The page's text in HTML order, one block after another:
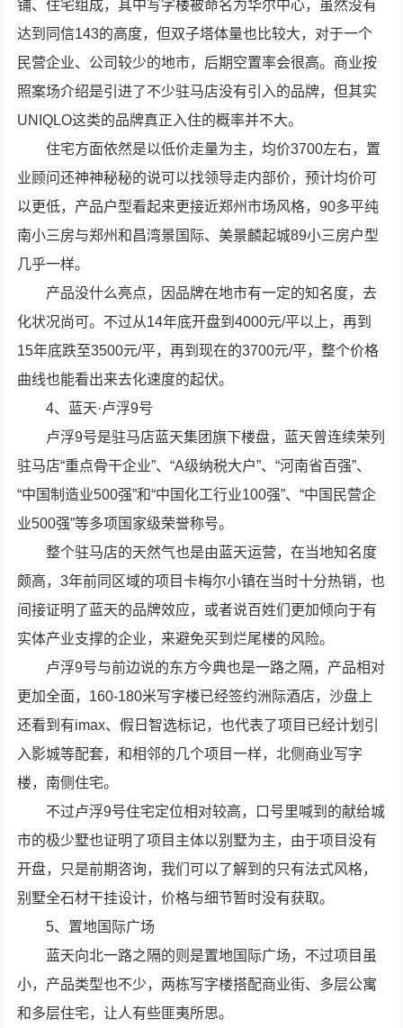
铺、住宅组成，其中写字楼被命名为华尔中心，虽然没有
达到同信143的高度，但双子塔体量也比较大，对于一个
民营企业、公司较少的地市，后期空置率会很高。商业按
照案场介绍是引进了不少驻马店没有引入的品牌，但其实
UNIQLO这类的品牌真正入住的概率并不大。
住宅方面依然是以低价走量为主，均价3700左右，置
业顾问还神神秘秘的说可以找领导走内部价，预计均价可
以更低，产品户型看起来更接近郑州市场风格，90多平纯
南小三房与郑州和昌湾景国际、美景麟起城89小三房户型
几乎一样。
产品没什么亮点，因品牌在地市有一定的知名度，去
化状况尚可。不过从14年底开盘到4000元/平以上，再到
15年底跌至3500元/平，再到现在的3700元/平，整个价格
曲线也能看出来去化速度的起伏。
4、蓝天·卢浮9号
卢浮9号是驻马店蓝天集团旗下楼盘，蓝天曾连续荣列
驻马店“重点骨干企业”、“A级纳税大户”、“河南省百强”、
“中国制造业500强”和“中国化工行业100强”、“中国民营企
业500强”等多项国家级荣誉称号。
整个驻马店的天然气也是由蓝天运营，在当地知名度
颇高，3年前同区域的项目卡梅尔小镇在当时十分热销，也
间接证明了蓝天的品牌效应，或者说百姓们更加倾向于有
实体产业支撑的企业，来避免买到烂尾楼的风险。
卢浮9号与前边说的东方今典也是一路之隔，产品相对
更加全面，160-180米写字楼已经签约洲际酒店，沙盘上
还看到有imax、假日智选标记，也代表了项目已经计划引
入影城等配套，和相邻的几个项目一样，北侧商业写字
楼，南侧住宅。
不过卢浮9号住宅定位相对较高，口号里喊到的献给城
市的极少墅也证明了项目主体以别墅为主，由于项目没有
开盘，只是前期咨询，我们可以了解到的只有法式风格，
别墅全石材干挂设计，价格与细节暂时没有获取。
5、置地国际广场
蓝天向北一路之隔的则是置地国际广场，不过项目虽
小，产品类型也不少，两栋写字楼搭配商业街、多层公寓
和多层住宅，让人有些匪夷所思。